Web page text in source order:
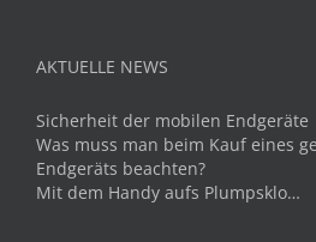
AKTUELLE NEWS
Sicherheit der mobilen Endgeräte
Was muss man beim Kauf eines
Endgeräts beachten?
Mit dem Handy aufs Plumpsklo…